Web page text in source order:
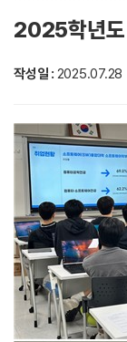
2025학년도
작성일 : 2025.07.28